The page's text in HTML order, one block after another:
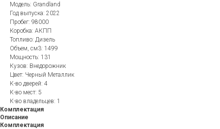
Модель: Grandland
Год выпуска: 2022
Пробег: 98000
Коробка: АКПП
Топливо: Дизель
Объем, см3: 1499
Мощность: 131
Кузов: Внедорожник
Цвет: Черный Металлик
К-во дверей: 4
К-во мест: 5
К-во владельцев: 1
Комплектация
Описание
Комплектация